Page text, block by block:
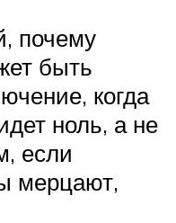
почему
быть
когда
ноль, а не
если
мерцают,